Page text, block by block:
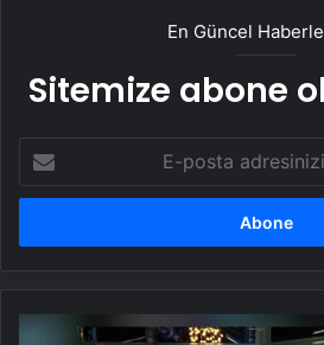
En Güncel
Sitemize abone
posta
adresinizi